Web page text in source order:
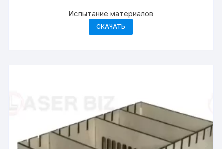
Испытание материалов
СКАЧАТЬ